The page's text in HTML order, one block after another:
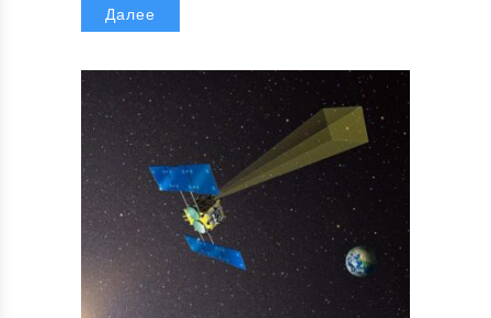
Далее